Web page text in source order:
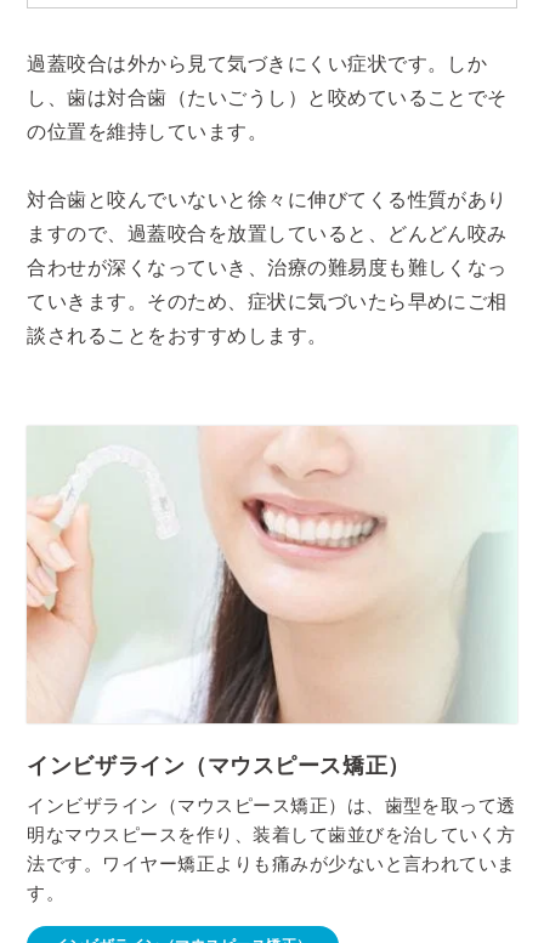
過蓋咬合は外から見て気づきにくい症状です。しか
し、歯は対合歯（たいごうし）と咬めていることでそ
の位置を維持しています。
対合歯と咬んでいないと徐々に伸びてくる性質があり
ますので、過蓋咬合を放置していると、どんどん咬み
合わせが深くなっていき、治療の難易度も難しくなっ
ていきます。そのため、症状に気づいたら早めにご相
談されることをおすすめします。
インビザライン（マウスピース矯正）
インビザライン（マウスピース矯正）は、歯型を取って透
明なマウスピースを作り、装着して歯並びを治していく方
法です。ワイヤー矯正よりも痛みが少ないと言われていま
す。